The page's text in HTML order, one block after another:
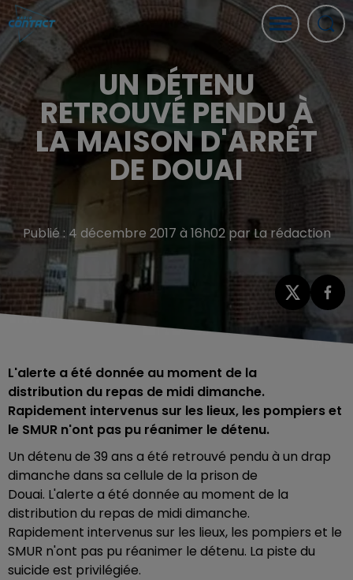
UN DÉTENU
RETROUVÉ PENDU À
LA MAISON D'ARRÊT
DE DOUAI
Publié : 4 décembre 2017 à 16h02 par La rédaction
L'alerte a été donnée au moment de la
distribution du repas de midi dimanche.
Rapidement intervenus sur les lieux, les pompiers et
le SMUR n'ont pas pu réanimer le détenu.
Un détenu de 39 ans a été retrouvé pendu à un drap
dimanche dans sa cellule de la prison de
Douai. L'alerte a été donnée au moment de la
distribution du repas de midi dimanche.
Rapidement intervenus sur les lieux, les pompiers et le
SMUR n'ont pas pu réanimer le détenu. La piste du
suicide est privilégiée.